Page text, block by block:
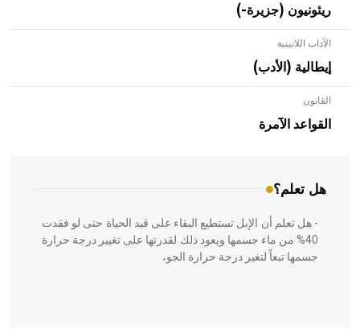
ريئونيون (جزيرة-)
الآداب اللاتينية
إيطالية (الأدب)
القانون
القواعد الآمرة
هل تعلم؟
- هل تعلم أن الأبلق نوع من الفنون الهندسية التي ارتبطت
بالعمارة الإسلامية في بلاد الشام ومصر خاصة، حيث يحرص
المعمار على بناء مداميكه وخاصة في الواجهات
- هل تعلم أن الإبل تستطيع البقاء على قيد الحياة حتى لو فقدت
40% من ماء جسمها ويعود ذلك لقدرتها على تغيير درجة حرارة
جسمها تبعاً لتغير درجة حرارة الجو،